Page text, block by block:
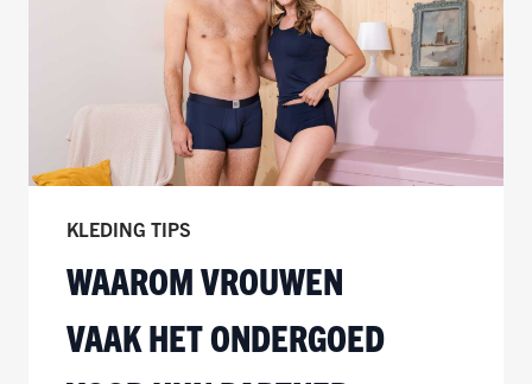
KLEDING TIPS
WAAROM VROUWEN
VAAK HET ONDERGOED